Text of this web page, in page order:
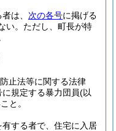
は、 次の各号に掲げる
い。 ただし、町長が特
止法等に関する法律
規定する暴力団員(以
と。
する者で、住宅に入居